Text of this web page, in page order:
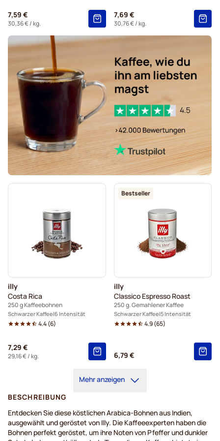
7,59 €
30,36 €/ kg.
7,69 €
30,76 €/ kg.
illy
Costa Rica
250 g Kaffeebohnen
Schwarzer Kaffee 6 Intensität
4.4(6)
7,29 €
29,16 €/ kg.
Bestseller
illy
Classico Espresso Roast
250 g. Gemahlener Kaffee
Schwarzer Kaffee 5 Intensität
4.9(65)
6,79 €
Mehr anzeigen
BESCHREIBUNG
EntdeckenSiediese köstlichenArabica-Bohnenaus Indien,
ausgewähltundgeröstetvon Illy. Die Kaffeeexperten habendie
Bohnen perfektgeröstet, um ihre Noten von Pfeffer unddunkler